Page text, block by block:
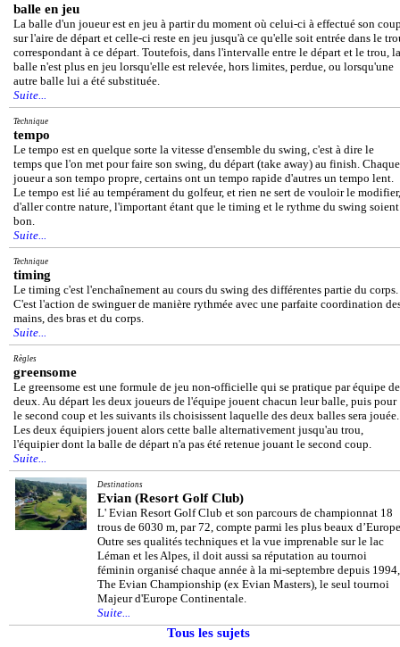
balle en jeu
La balle d'un joueur est en jeu à partir du moment où celui-ci à effectué son
sur l'aire de départ et celle-ci reste en jeu jusqu'à ce qu'elle soit entrée dans le
correspondant à ce départ. Toutefois, dans l'intervalle entre le départ et le trou, la
balle n'est plus en jeu lorsqu'elle est relevée, hors limites, perdue, ou lorsqu'une
autre balle lui a été substituée.
Suite...
Technique
tempo
Le tempo est en quelque sorte la vitesse d'ensemble du swing, c'est à dire le
temps que l'on met pour faire son swing, du départ (take away) au finish. Chaque
joueur a son tempo propre, certains ont un tempo rapide d'autres un tempo lent.
Le tempo est lié au tempérament du golfeur, et rien ne sert de vouloir le modifier,
d'aller contre nature, l'important étant que le timing et le rythme du swing soient
bon.
Suite...
Technique
timing
Le timing c'est l'enchaînement au cours du swing des différentes partie du corps.
C'est l'action de swinguer de manière rythmée avec une parfaite coordination
mains, des bras et du corps.
Suite...
Règles
greensome
Le greensome est une formule de jeu non-officielle qui se pratique par équipe de
deux. Au départ les deux joueurs de l'équipe jouent chacun leur balle, puis pour
le second coup et les suivants ils choisissent laquelle des deux balles sera jouée.
Les deux équipiers jouent alors cette balle alternativement jusqu'au trou,
l'équipier dont la balle de départ n'a pas été retenue jouant le second coup.
Suite...
Destinations
Evian (Resort Golf Club)
L' Evian Resort Golf Club et son parcours de championnat 18
trous de 6030 m, par 72, compte parmi les plus beaux
Outre ses qualités techniques et la vue imprenable sur le lac
Léman et les Alpes, il doit aussi sa réputation au tournoi
féminin organisé chaque année à la mi-septembre depuis 1994,
The Evian Championship (ex Evian Masters), le seul tournoi
Majeur d'Europe Continentale.
Suite...
Tous les sujets